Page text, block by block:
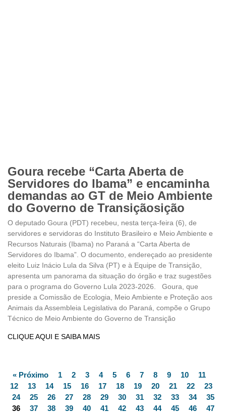
Goura recebe “Carta Aberta de
Servidores do Ibama” e encaminha
demandas ao GT de Meio Ambiente
do Governo de Transiçãosição
O deputado Goura (PDT) recebeu, nesta terça-feira (6), de
servidores e servidoras do Instituto Brasileiro e Meio Ambiente e
Recursos Naturais (Ibama) no Paraná a “Carta Aberta de
Servidores do Ibama”. O documento, endereçado ao presidente
eleito Luiz Inácio Lula da Silva (PT) e à Equipe de Transição,
apresenta um panorama da situação do órgão e traz sugestões
para o programa do Governo Lula 2023-2026. Goura, que
preside a Comissão de Ecologia, Meio Ambiente e Proteção aos
Animais da Assembleia Legislativa do Paraná, compõe o Grupo
Técnico de Meio Ambiente do Governo de Transição
CLIQUE AQUI E SAIBA MAIS
« Próximo 1 2 3 4 5 6 7 8 9 10
11
12
13 14 15 16 17 18 19 20 21 22
23
24
25 26 27 28 29 30 31 32 33 34
35
36
37 38 39 40 41 42 43 44 45 46
47